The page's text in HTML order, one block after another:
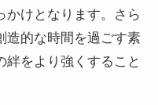
かけとなります。さら
造的な時間を過ごす素
絆をより強くすること